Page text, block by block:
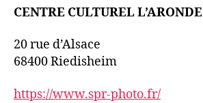
CENTRE CULTUREL L’ARONDE
20 rue d’Alsace
68400 Riedisheim
https://www.spr-photo.fr/